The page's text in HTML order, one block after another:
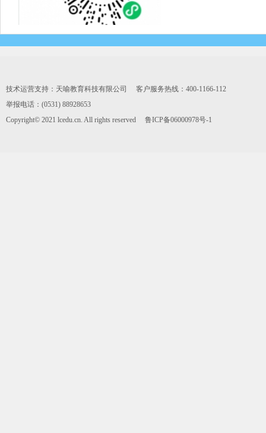
技术运营支持：天喻教育科技有限公司 客户服务热线：400-1166-112
举报电话：(0531) 88928653
Copyright© 2021 lcedu.cn. All rights reserved 鲁ICP备06000978号-1